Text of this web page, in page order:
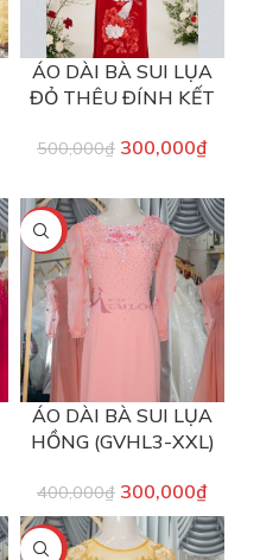
ÁO DÀI BÀ SUI LỤA
ĐỎ THÊU ĐÍNH KẾT
500,000₫ 300,000₫
-25%
ÁO DÀI BÀ SUI LỤA
HỒNG (GVHL3-XXL)
400,000₫ 300,000₫
-40%